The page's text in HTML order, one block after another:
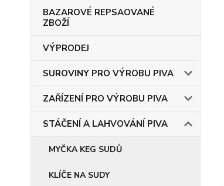
BAZAROVÉ REPSAOVANÉ
ZBOŽÍ
VÝPRODEJ
SUROVINY PRO VÝROBU PIVA
ZAŘÍZENÍ PRO VÝROBU PIVA
STÁČENÍ A LAHVOVÁNÍ PIVA
MYČKA KEG SUDŮ
KLÍČE NA SUDY